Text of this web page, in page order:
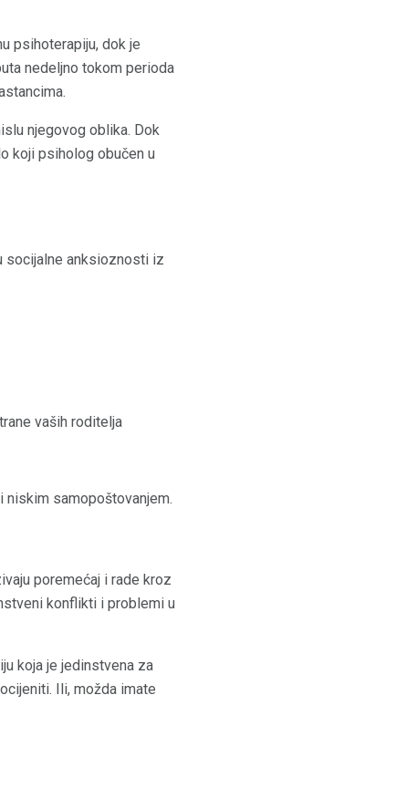
psihoterapiju, dok je
nedeljno tokom perioda
njegovog oblika. Dok
koji psiholog obučen u
socijalne anksioznosti iz
vaših roditelja
niskim samopoštovanjem.
poremećaj i rade kroz
konflikti i problemi u
koja je jedinstvena za
Ili, možda imate